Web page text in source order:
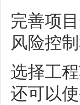
完善项
风险控
选择工
还可以